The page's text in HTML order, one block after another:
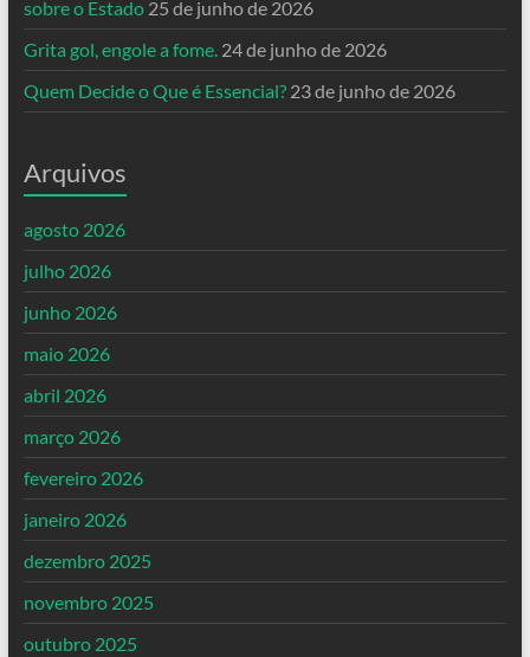
sobre o Estado 25 de junho de 2026
Grita gol, engole a fome. 24 de junho de 2026
Quem Decide o Que é Essencial? 23 de junho de 2026
Arquivos
agosto 2026
julho 2026
junho 2026
maio 2026
abril 2026
março 2026
fevereiro 2026
janeiro 2026
dezembro 2025
novembro 2025
outubro 2025